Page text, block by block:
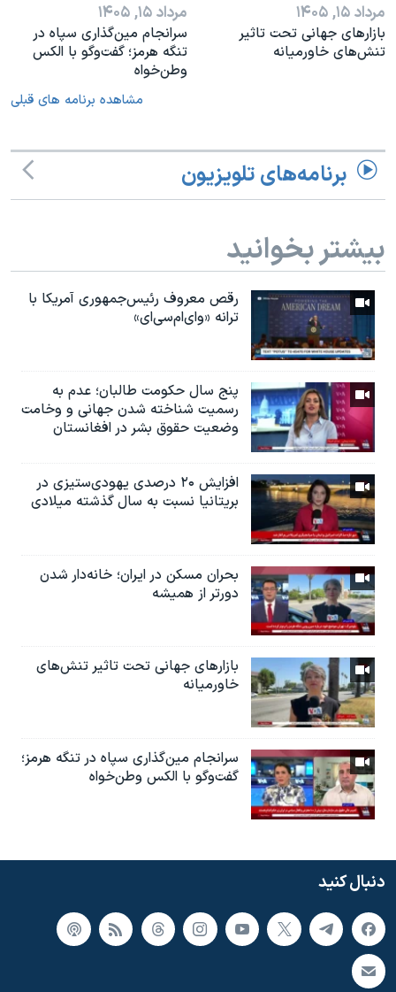
مرداد ۱۵, ۱۴۰۵
بازارهای جهانی تحت تاثیر
تنش‌های خاورمیانه
مرداد ۱۵, ۱۴۰۵
سرانجام مین‌گذاری‌ سپاه در
تنگه هرمز؛ گفت‌وگو با الکس
وطن‌خواه
مشاهده برنامه های قبلی
برنامه‌های تلویزیون
بیشتر بخوانید
رقص معروف رئیس‌جمهوری آمریکا با
ترانه «وای‌ام‌سی‌ای»
پنج سال حکومت طالبان؛ عدم به
رسمیت شناخته شدن جهانی و وخامت
وضعیت حقوق بشر در افغانستان
افزایش ۲۰ درصدی یهودی‌ستیزی در
بریتانیا نسبت به سال گذشته میلادی
بحران مسکن در ایران؛ خانه‌دار شدن
دورتر از همیشه
بازارهای جهانی تحت تاثیر تنش‌های
خاورمیانه
سرانجام مین‌گذاری‌ سپاه در تنگه هرمز؛
گفت‌وگو با الکس وطن‌خواه
دنبال کنید